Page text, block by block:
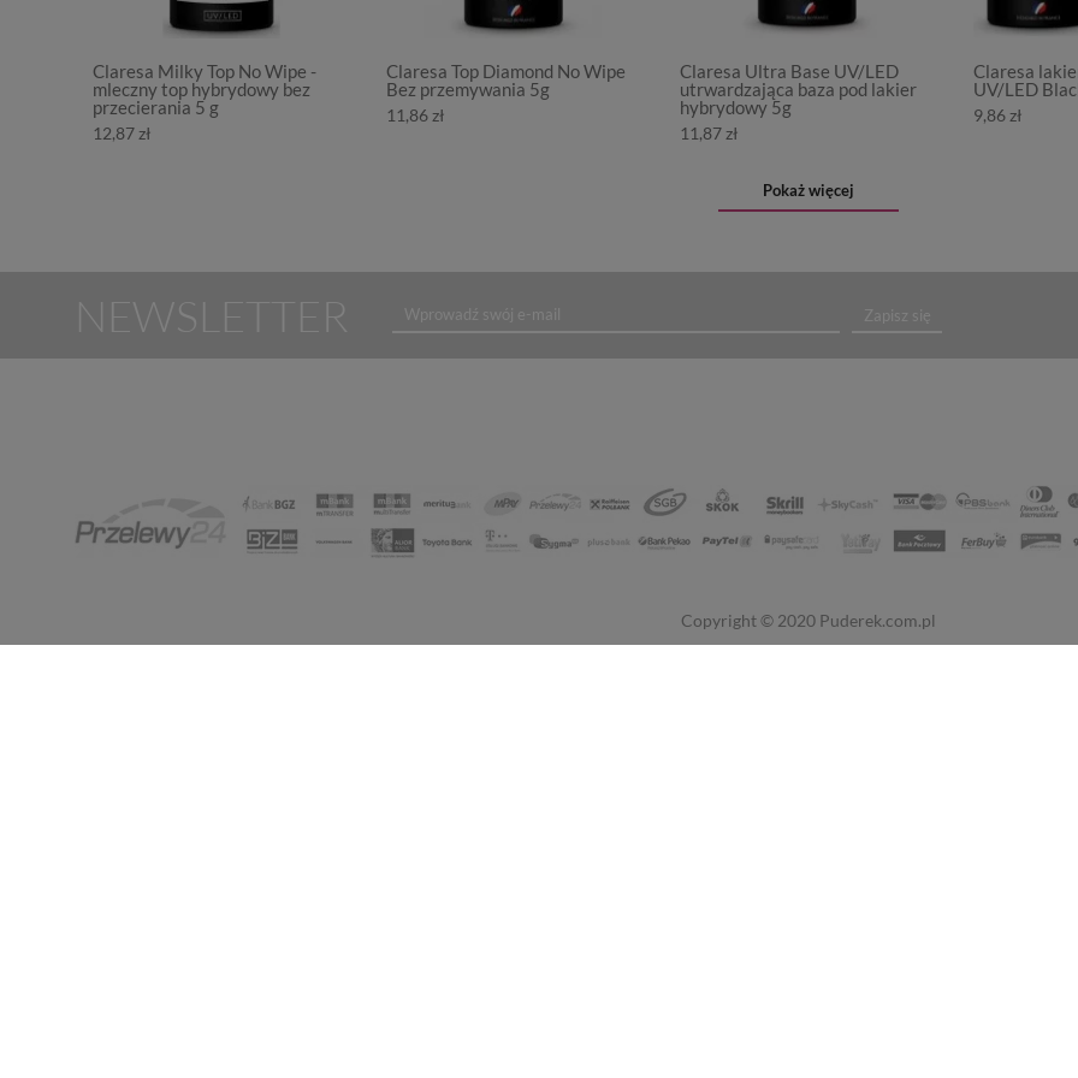
Claresa Milky Top No Wipe -
mleczny top hybrydowy bez
przecierania 5 g
12,87 zł
Claresa Top Diamond No Wipe
Bez przemywania 5g
11,86 zł
Claresa Ultra Base UV/LED
utrwardzająca baza pod lakier
hybrydowy 5g
11,87 zł
Claresa
UV/LED
9,86 zł
Pokaż więcej
NEWSLETTER Zapisz się
Copyright © 2020 Puderek.com.pl